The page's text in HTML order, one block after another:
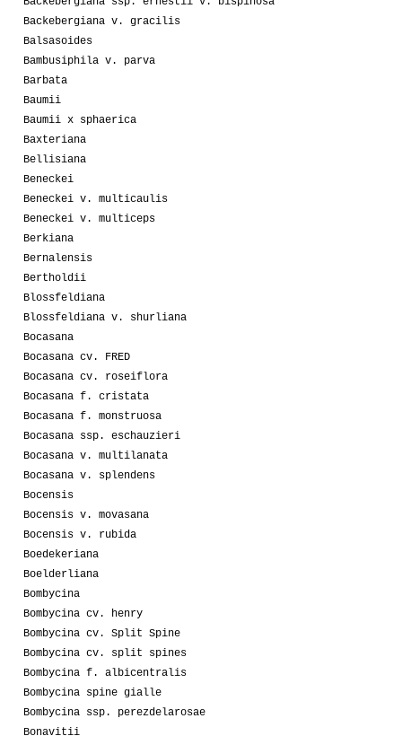
Backebergiana v. gracilis
Balsasoides
Bambusiphila v. parva
Barbata
Baumii
Baumii x sphaerica
Baxteriana
Bellisiana
Beneckei
Beneckei v. multicaulis
Beneckei v. multiceps
Berkiana
Bernalensis
Bertholdii
Blossfeldiana
Blossfeldiana v. shurliana
Bocasana
Bocasana cv. FRED
Bocasana cv. roseiflora
Bocasana f. cristata
Bocasana f. monstruosa
Bocasana ssp. eschauzieri
Bocasana v. multilanata
Bocasana v. splendens
Bocensis
Bocensis v. movasana
Bocensis v. rubida
Boedekeriana
Boelderliana
Bombycina
Bombycina cv. henry
Bombycina cv. Split Spine
Bombycina cv. split spines
Bombycina f. albicentralis
Bombycina spine gialle
Bombycina ssp. perezdelarosae
Bonavitii